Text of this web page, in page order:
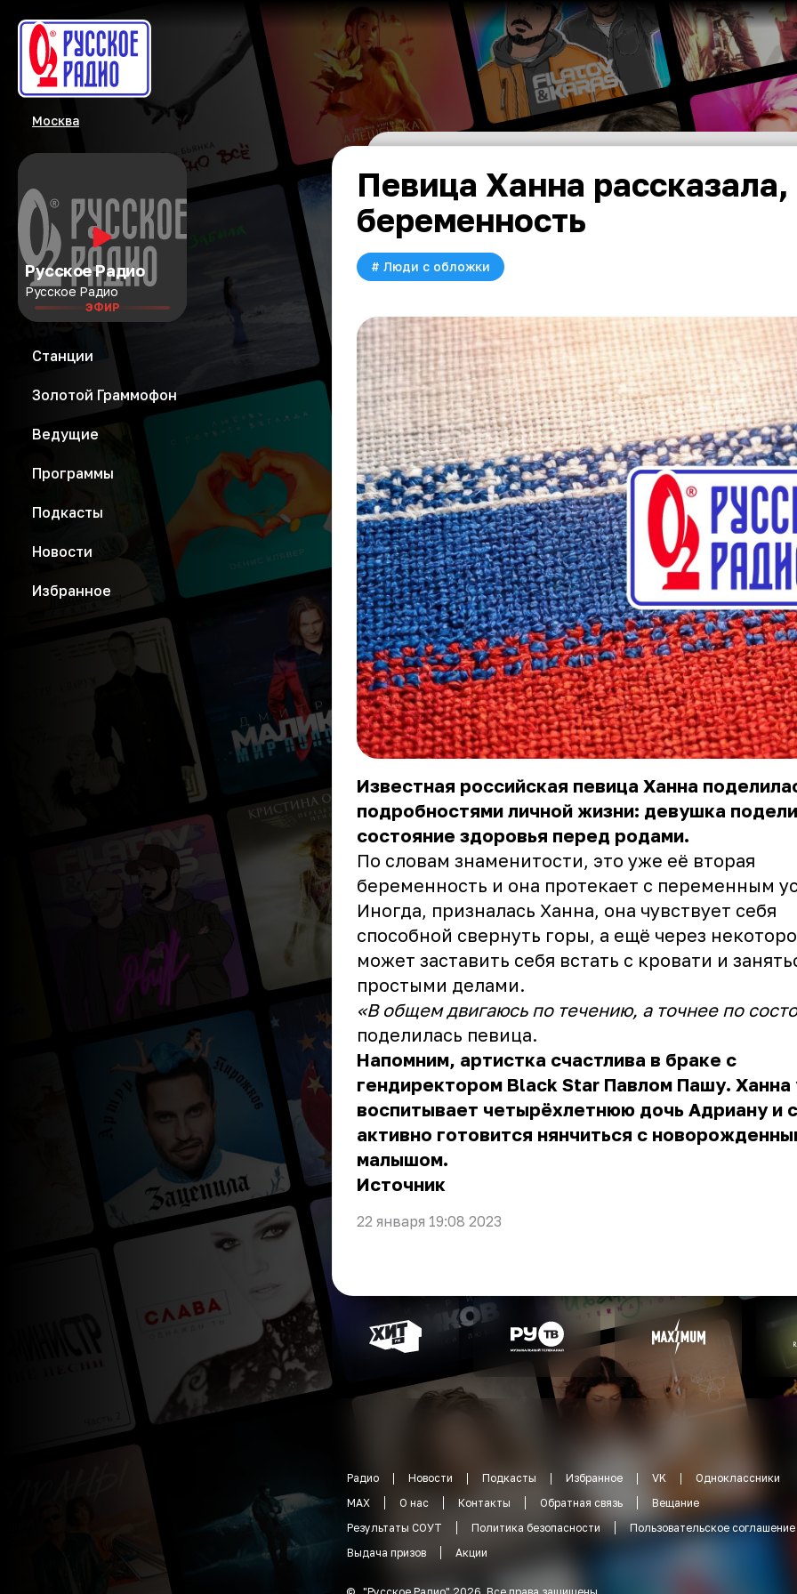
Москва
Русское Радио
Русское Радио
ЭФИР
Станции
Золотой Граммофон
Ведущие
Программы
Подкасты
Новости
Избранное
Певица Ханна рассказала,
беременность
# Люди с обложки
Известная российская певица Ханна
подробностями личной жизни: девушка
состояние здоровья перед родами.
По словам знаменитости, это уже её вторая
беременность и она протекает с переменным
Иногда, призналась Ханна, она чувствует себя
способной свернуть горы, а ещё через
может заставить себя встать с кровати и
простыми делами.
«В общем двигаюсь по течению, а точнее по
поделилась певица.
Напомним, артистка счастлива в браке с
гендиректором Black Star Павлом Пашу.
воспитывает четырёхлетнюю дочь Адриану и
активно готовится нянчиться с
малышом.
Источник
22 января 19:08 2023
Радио Новости Подкасты Избранное VK
Одноклассники
MAX
О нас Контакты Обратная связь
Вещание
Результаты СОУТ
Политика безопасности
Пользовательское соглашение
Выдача призов
Акции